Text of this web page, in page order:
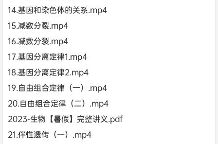
14.基因和染色体的关系.mp4
15.减数分裂.mp4
16.减数分裂.mp4
17.基因分离定律1.mp4
18.基因分离定律2.mp4
19.自由组合定律（一）.mp4
20.自由组合定律（二）.mp4
2023-生物【暑假】完整讲义.pdf
21.伴性遗传（一）.mp4